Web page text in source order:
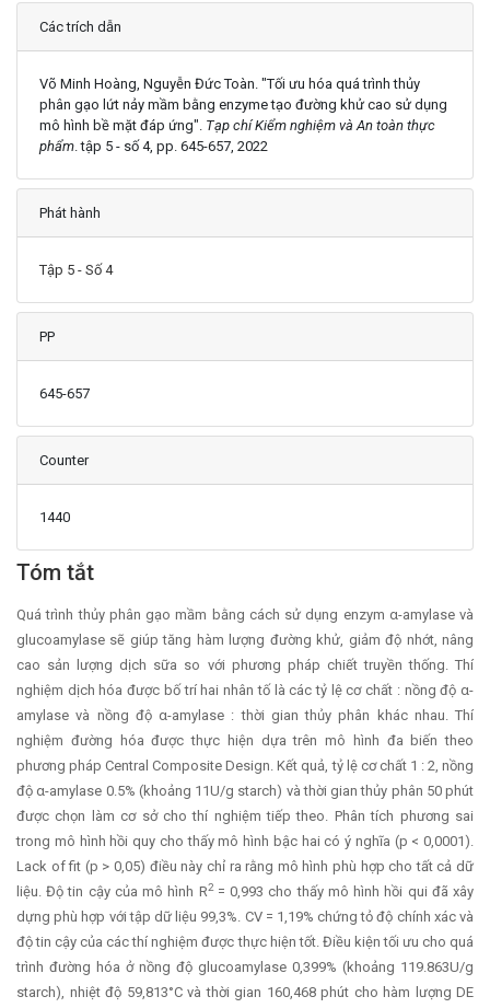
Chi tiết
Các trích dẫn
Võ Minh Hoàng, Nguyễn Đức Toàn. "Tối ưu hóa quá trình thủy
phân gạo lứt nảy mầm bằng enzyme tạo đường khử cao sử dụng
mô hình bề mặt đáp ứng". Tạp chí Kiểm nghiệm và An toàn thực
phẩm. tập 5 - số 4, pp. 645-657, 2022
Phát hành
Tập 5 - Số 4
PP
645-657
Counter
1440
Main Article Content
Tóm tắt
Quá trình thủy phân gạo mầm bằng cách sử dụng enzym α-amylase và
glucoamylase sẽ giúp tăng hàm lượng đường khử, giảm độ nhớt, nâng
cao sản lượng dịch sữa so với phương pháp chiết truyền thống. Thí
nghiệm dịch hóa được bố trí hai nhân tố là các tỷ lệ cơ chất : nồng độ α-
amylase và nồng độ α-amylase : thời gian thủy phân khác nhau. Thí
nghiệm đường hóa được thực hiện dựa trên mô hình đa biến theo
phương pháp Central Composite Design. Kết quả, tỷ lệ cơ chất 1 : 2, nồng
độ α-amylase 0.5% (khoảng 11U/g starch) và thời gian thủy phân 50 phút
được chọn làm cơ sở cho thí nghiệm tiếp theo. Phân tích phương sai
trong mô hình hồi quy cho thấy mô hình bậc hai có ý nghĩa (p < 0,0001).
Lack of fit (p > 0,05) điều này chỉ ra rằng mô hình phù hợp cho tất cả dữ
liệu. Độ tin cậy của mô hình R2= 0,993 cho thấy mô hình hồi qui đã xây
dựng phù hợp với tập dữ liệu 99,3%. CV = 1,19% chứng tỏ độ chính xác và
độ tin cậy của các thí nghiệm được thực hiện tốt. Điều kiện tối ưu cho quá
trình đường hóa ở nồng độ glucoamylase 0,399% (khoảng 119.863U/g
starch), nhiệt độ 59,813°C và thời gian 160,468 phút cho hàm lượng DE